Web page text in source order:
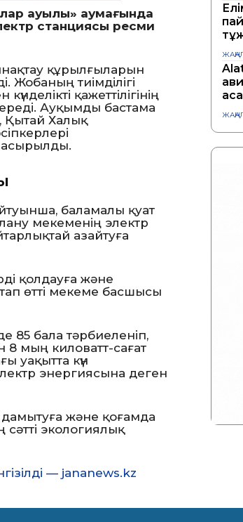
ауылы» аумағында
станциясы ресми
құрылғыларын
Жобаның тиімділігі
қажеттілігінің
Ауқымды бастама
Қытай Халық
асырылды.
баламалы қуат
мекеменің электр
азайтуға
қолдауға және
өтті мекеме басшысы
85 бала тәрбиеленіп,
мың киловатт-сағат
уақытта күн
энергиясына деген
және қоғамда
экологиялық
— jananews.kz